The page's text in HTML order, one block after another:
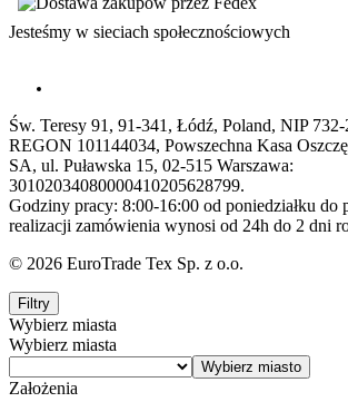
Jesteśmy w sieciach społecznościowych
Św. Teresy 91, 91-341, Łódź, Poland, NIP
REGON 101144034, Powszechna Kasa
SA, ul. Puławska 15, 02-515 Warszawa:
30102034080000410205628799.
Godziny pracy: 8:00-16:00 od poniedziałku do
realizacji zamówienia wynosi od 24h do 2 dni
© 2026 EuroTrade Tex Sp. z o.o.
Filtry
Wybierz miasta
Wybierz miasta
Założenia